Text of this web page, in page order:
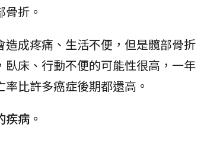
折。
成疼痛、生活不便，但是髖部骨折
床、行動不便的可能性很高，一年
比許多癌症後期都還高。
病。